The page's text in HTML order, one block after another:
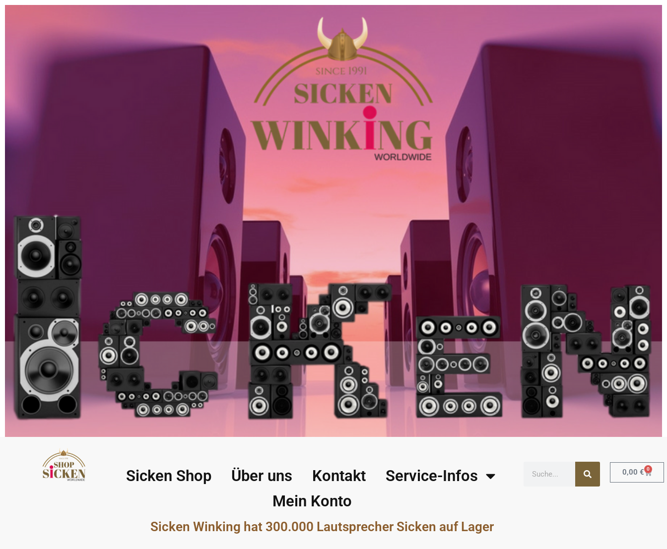
Sicken Shop Über uns Kontakt
Service-Infos
Mein Konto
Sicken Winking hat 300.000 Lautsprecher Sicken auf Lager
0,00 € 0